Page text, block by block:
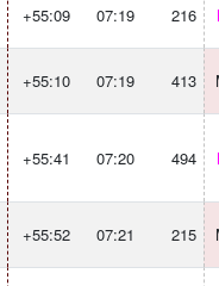
+55:09 07:19 216
+55:10 07:19 413
+55:41 07:20 494
+55:52 07:21 215